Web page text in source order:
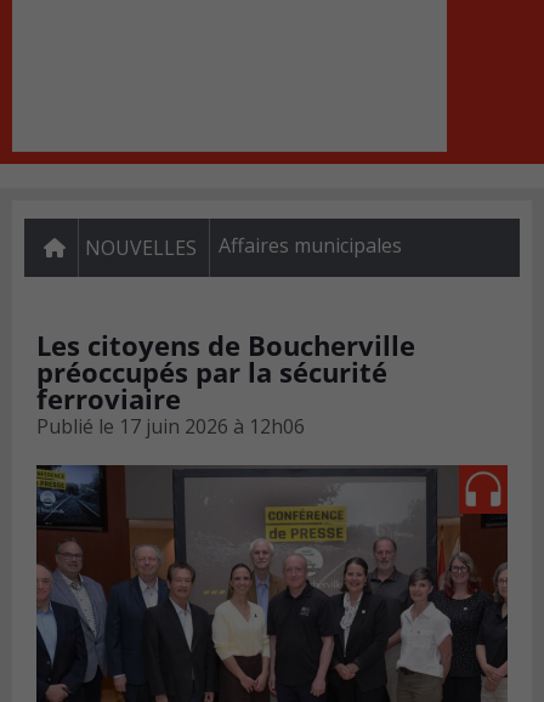
NOUVELLES Affaires municipales
Les citoyens de Boucherville
préoccupés par la sécurité
ferroviaire
Publié le 17 juin 2026 à 12h06